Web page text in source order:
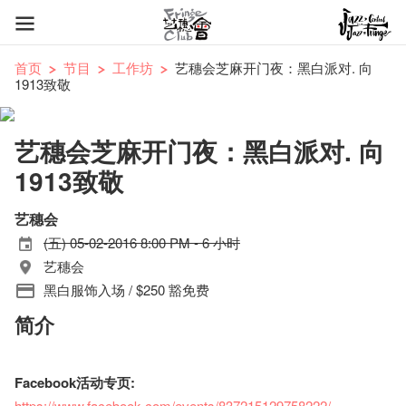
首页 节目 工作坊
艺穗会芝麻开门夜：黑白派对. 向
1913致敬
艺穗会芝麻开门夜：黑白派对. 向
1913致敬
艺穗会
(五) 05-02-2016 8:00 PM - 6 小时
艺穗会
黑白服饰入场 / $250 豁免费
简介
Facebook活动专页: